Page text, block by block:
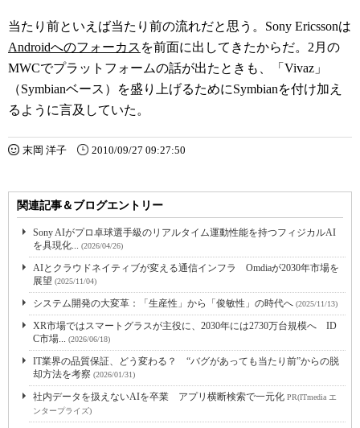
当たり前といえば当たり前の流れだと思う。Sony Ericssonは
Androidへのフォーカス を前面に出してきたからだ。2月の
MWCでプラットフォームの話が出たときも、「Vivaz」
（Symbianベース）を盛り上げるためにSymbianを付け加え
るように言及していた。
末岡 洋子 2010/09/27 09:27:50
関連記事＆ブログエントリー
Sony AIがプロ卓球選手級のリアルタイム運動性能を持つフィジカルAI
を具現化... (2026/04/26)
AIとクラウドネイティブが変える通信インフラ Omdiaが2030年市場を
展望 (2025/11/04)
システム開発の大変革：「生産性」から「俊敏性」の時代へ (2025/11/13)
XR市場ではスマートグラスが主役に、2030年には2730万台規模へ ID
C市場... (2026/06/18)
IT業界の品質保証、どう変わる？ “バグがあっても当たり前”からの脱
却方法を考察 (2026/01/31)
社内データを扱えないAIを卒業 アプリ横断検索で一元化 PR(ITmedia エ
ンタープライズ)